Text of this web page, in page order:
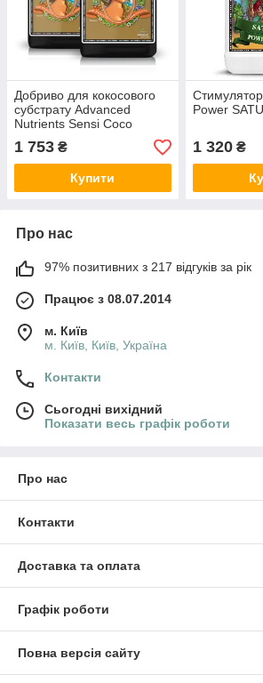
Добриво для кокосового
субстрату Advanced
Nutrients Sensi Coco
Bloom A+B по 1л
1 753 ₴
Купити
Стимулятор
Power
1 320₴
Про нас
97% позитивних з 217 відгуків за рік
Працює з 08.07.2014
м. Київ
м. Київ, Київ, Україна
Контакти
Сьогодні вихідний
Показати весь графік роботи
Про нас
Контакти
Доставка та оплата
Графік роботи
Повна версія сайту